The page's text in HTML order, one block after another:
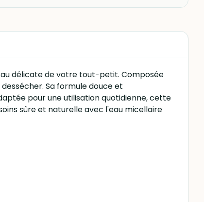
délicate de votre tout-petit. Composée
Sa formule douce et
pour une utilisation quotidienne, cette
sûre et naturelle avec l'eau micellaire